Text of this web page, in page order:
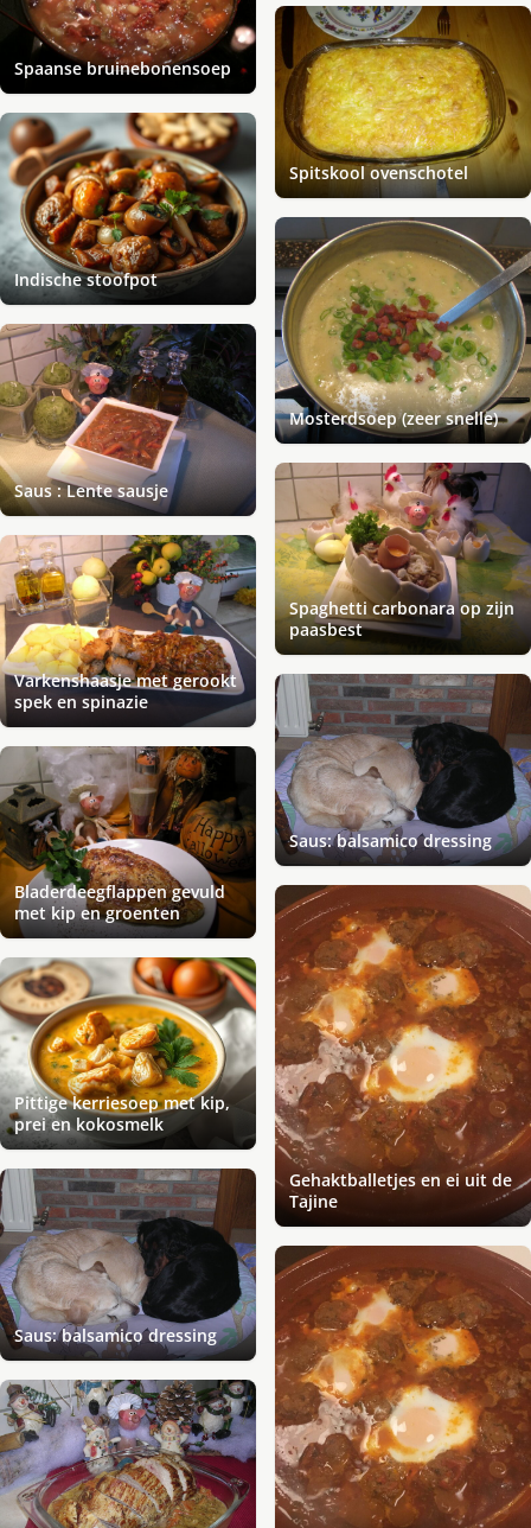
Spaanse bruinebonensoep
Spitskool ovenschotel
Indische stoofpot
Mosterdsoep (zeer snelle)
Saus : Lente sausje
Spaghetti carbonara op zijn
paasbest
Varkenshaasje met gerookt
spek en spinazie
Saus: balsamico dressing
Bladerdeegflappen gevuld
met kip en groenten
Gehaktballetjes en ei uit de
Tajine
Pittige kerriesoep met kip,
prei en kokosmelk
Saus: balsamico dressing